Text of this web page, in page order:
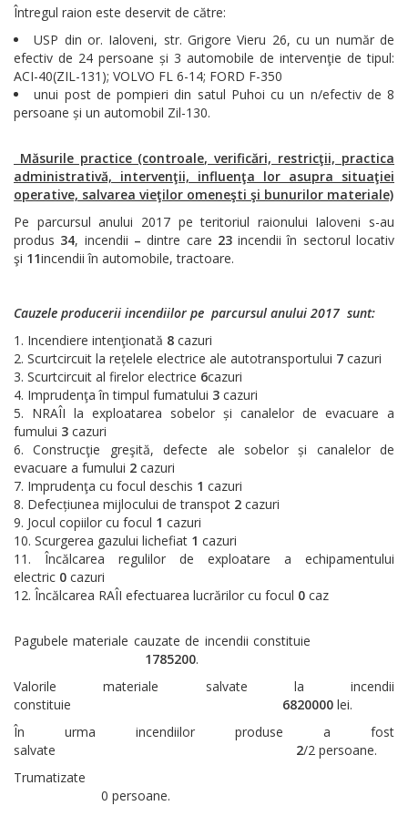
Întregul raion este deservit de către:
USP din or. Ialoveni, str. Grigore Vieru 26, cu un număr de
efectiv de 24 persoane și 3 automobile de intervenţie de tipul:
ACI-40(ZIL-131); VOLVO FL 6-14; FORD F-350
unui post de pompieri din satul Puhoi cu un n/efectiv de 8
persoane și un automobil Zil-130.
Măsurile practice (controale, verificări, restricţii, practica
administrativă, intervenţii, influenţa lor asupra situaţiei
operative, salvarea vieţilor omeneşti şi bunurilor materiale)
Pe parcursul anului 2017 pe teritoriul raionului Ialoveni s-au
produs 34, incendii – dintre care 23incendii în sectorul locativ
şi 11incendii în automobile, tractoare.
Cauzele producerii incendiilor pe parcursul anului 2017 sunt:
Incendiere intenţionată 8 cazuri
Scurtcircuit la rețelele electrice ale autotransportului 7 cazuri
Scurtcircuit al firelor electrice 6cazuri
Imprudenţa în timpul fumatului 3 cazuri
NRAÎI la exploatarea sobelor și canalelor de evacuare a
fumului 3 cazuri
Construcţie greşită, defecte ale sobelor și canalelor de
evacuare a fumului 2 cazuri
Imprudenţa cu focul deschis 1 cazuri
Defecțiunea mijlocului de transpot 2 cazuri
Jocul copiilor cu focul 1 cazuri
Scurgerea gazului lichefiat 1 cazuri
Încălcarea regulilor de exploatare a echipamentului
electric 0 cazuri
Încălcarea RAÎI efectuarea lucrărilor cu focul 0 caz
Pagubele materiale cauzate de incendii constituie
1785200.
Valorile materiale salvate la incendii
constituie 6820000 lei.
În urma incendiilor produse a fost
salvate 2/2 persoane.
Trumatizate
0 persoane.